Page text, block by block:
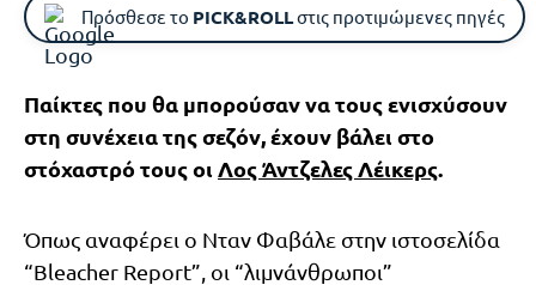
Πρόσθεσε το PICK&ROLLστις προτιμώμενες πηγές
Παίκτες που θα μπορούσαν να τους ενισχύσουν
στη συνέχεια της σεζόν, έχουν βάλει στο
στόχαστρό τους οιΛος Άντζελες Λέικερς.
Όπως αναφέρει ο Νταν Φαβάλε στην ιστοσελίδα
“Bleacher Report”, οι “λιμνάνθρωποι”